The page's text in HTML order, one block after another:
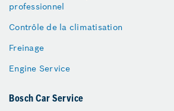
professionnel
Contrôle de la climatisation
Freinage
Engine Service
Bosch Car Service